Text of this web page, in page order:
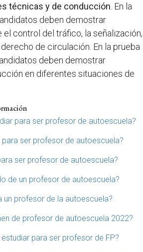
técnicas y de conducción . En la
deben demostrar
control del tráfico, la señalización,
de circulación. En la prueba
deben demostrar
en diferentes situaciones de
para ser profesor de autoescuela?
para ser profesor de autoescuela?
ser profesor de autoescuela?
de un profesor de autoescuela?
un profesor de la autoescuela?
de profesor de autoescuela 2022?
estudiar para ser profesor de FP?